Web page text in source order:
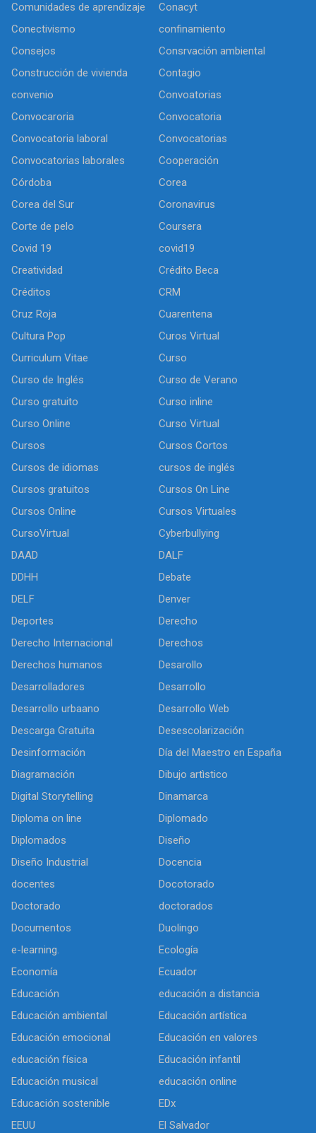
Comunidades de aprendizaje
Conacyt
Conectivismo
confinamiento
Consejos
Consrvación ambiental
Construcción de vivienda
Contagio
convenio
Convoatorias
Convocaroria
Convocatoria
Convocatoria laboral
Convocatorias
Convocatorias laborales
Cooperación
Córdoba
Corea
Corea del Sur
Coronavirus
Corte de pelo
Coursera
Covid 19
covid19
Creatividad
Crédito Beca
Créditos
CRM
Cruz Roja
Cuarentena
Cultura Pop
Curos Virtual
Curriculum Vitae
Curso
Curso de Inglés
Curso de Verano
Curso gratuito
Curso inline
Curso Online
Curso Virtual
Cursos
Cursos Cortos
Cursos de idiomas
cursos de inglés
Cursos gratuitos
Cursos On Line
Cursos Online
Cursos Virtuales
CursoVirtual
Cyberbullying
DAAD
DALF
DDHH
Debate
DELF
Denver
Deportes
Derecho
Derecho Internacional
Derechos
Derechos humanos
Desarollo
Desarrolladores
Desarrollo
Desarrollo urbaano
Desarrollo Web
Descarga Gratuita
Desescolarización
Desinformación
Día del Maestro en España
Diagramación
Dibujo artìstico
Digital Storytelling
Dinamarca
Diploma on line
Diplomado
Diplomados
Diseño
Diseño Industrial
Docencia
docentes
Docotorado
Doctorado
doctorados
Documentos
Duolingo
e-learning.
Ecología
Economía
Ecuador
Educación
educación a distancia
Educación ambiental
Educación artística
Educación emocional
Educación en valores
educación física
Educación infantil
Educación musical
educación online
Educación sostenible
EDx
EEUU
El Salvador